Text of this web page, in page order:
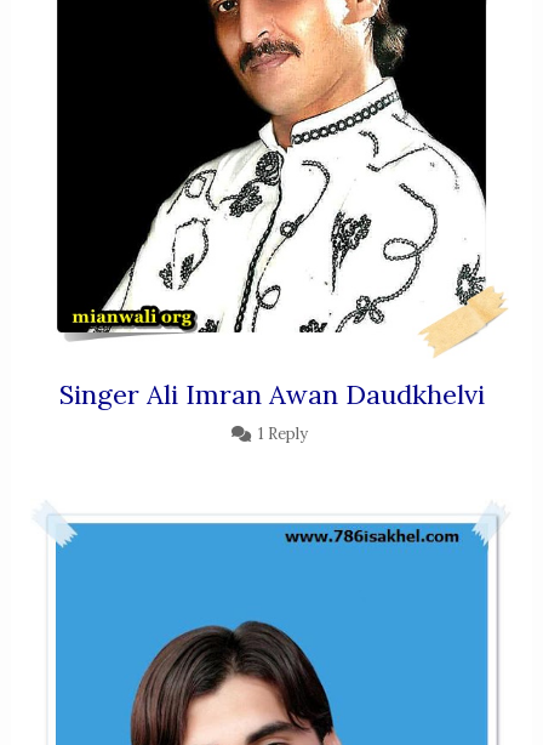
Singer Ali Imran Awan Daudkhelvi
1 Reply